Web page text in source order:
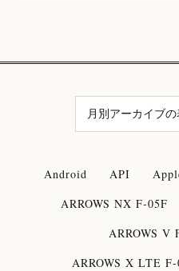
Android API
ARROWS NX F-05F
ARROWS V
ARROWS X LTE